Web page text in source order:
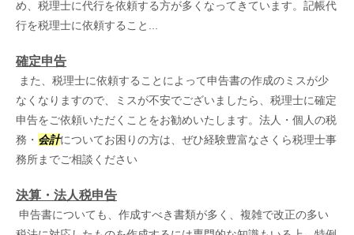
め、税理士に代行を依頼する方が多くなってきています。記帳代
行を税理士に依頼すること...
確定申告
また、税理士に依頼することによって申告書の作成のミスが少
なくなりますので、ミスが不安でございましたら、税理士に確定
申告をご依頼いただくことをお勧めいたします。法人・個人の税
務・ 会計についてお困りの方は、ぜひ経験豊富なさくら税理士事
務所までご相談ください
決算・法人税申告
申告書についても、作成すべき書類が多く、複雑で改正の多い